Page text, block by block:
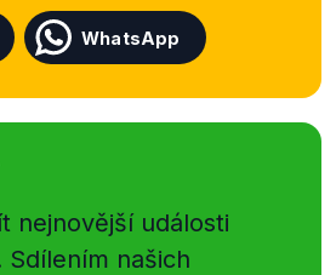
WhatsApp
nejnovější události
Sdílením našich